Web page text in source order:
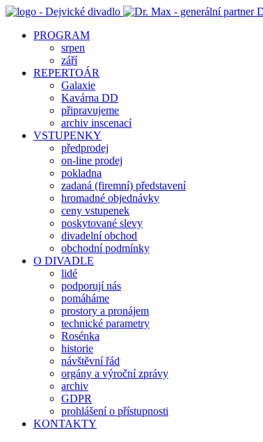
PROGRAM
srpen
září
REPERTOÁR
Galaxie
Kavárna DD
připravujeme
archiv inscenací
VSTUPENKY
předprodej
on-line prodej
pokladna
zadaná (firemní) představení
hromadné objednávky
ceny vstupenek
poskytované slevy
divadelní obchod
obchodní podmínky
O DIVADLE
lidé
podporují nás
pomáháme
prostory a pronájem
technické parametry
Rosénka
historie
návštěvní řád
orgány a výroční zprávy
archiv
GDPR
prohlášení o přístupnosti
KONTAKTY